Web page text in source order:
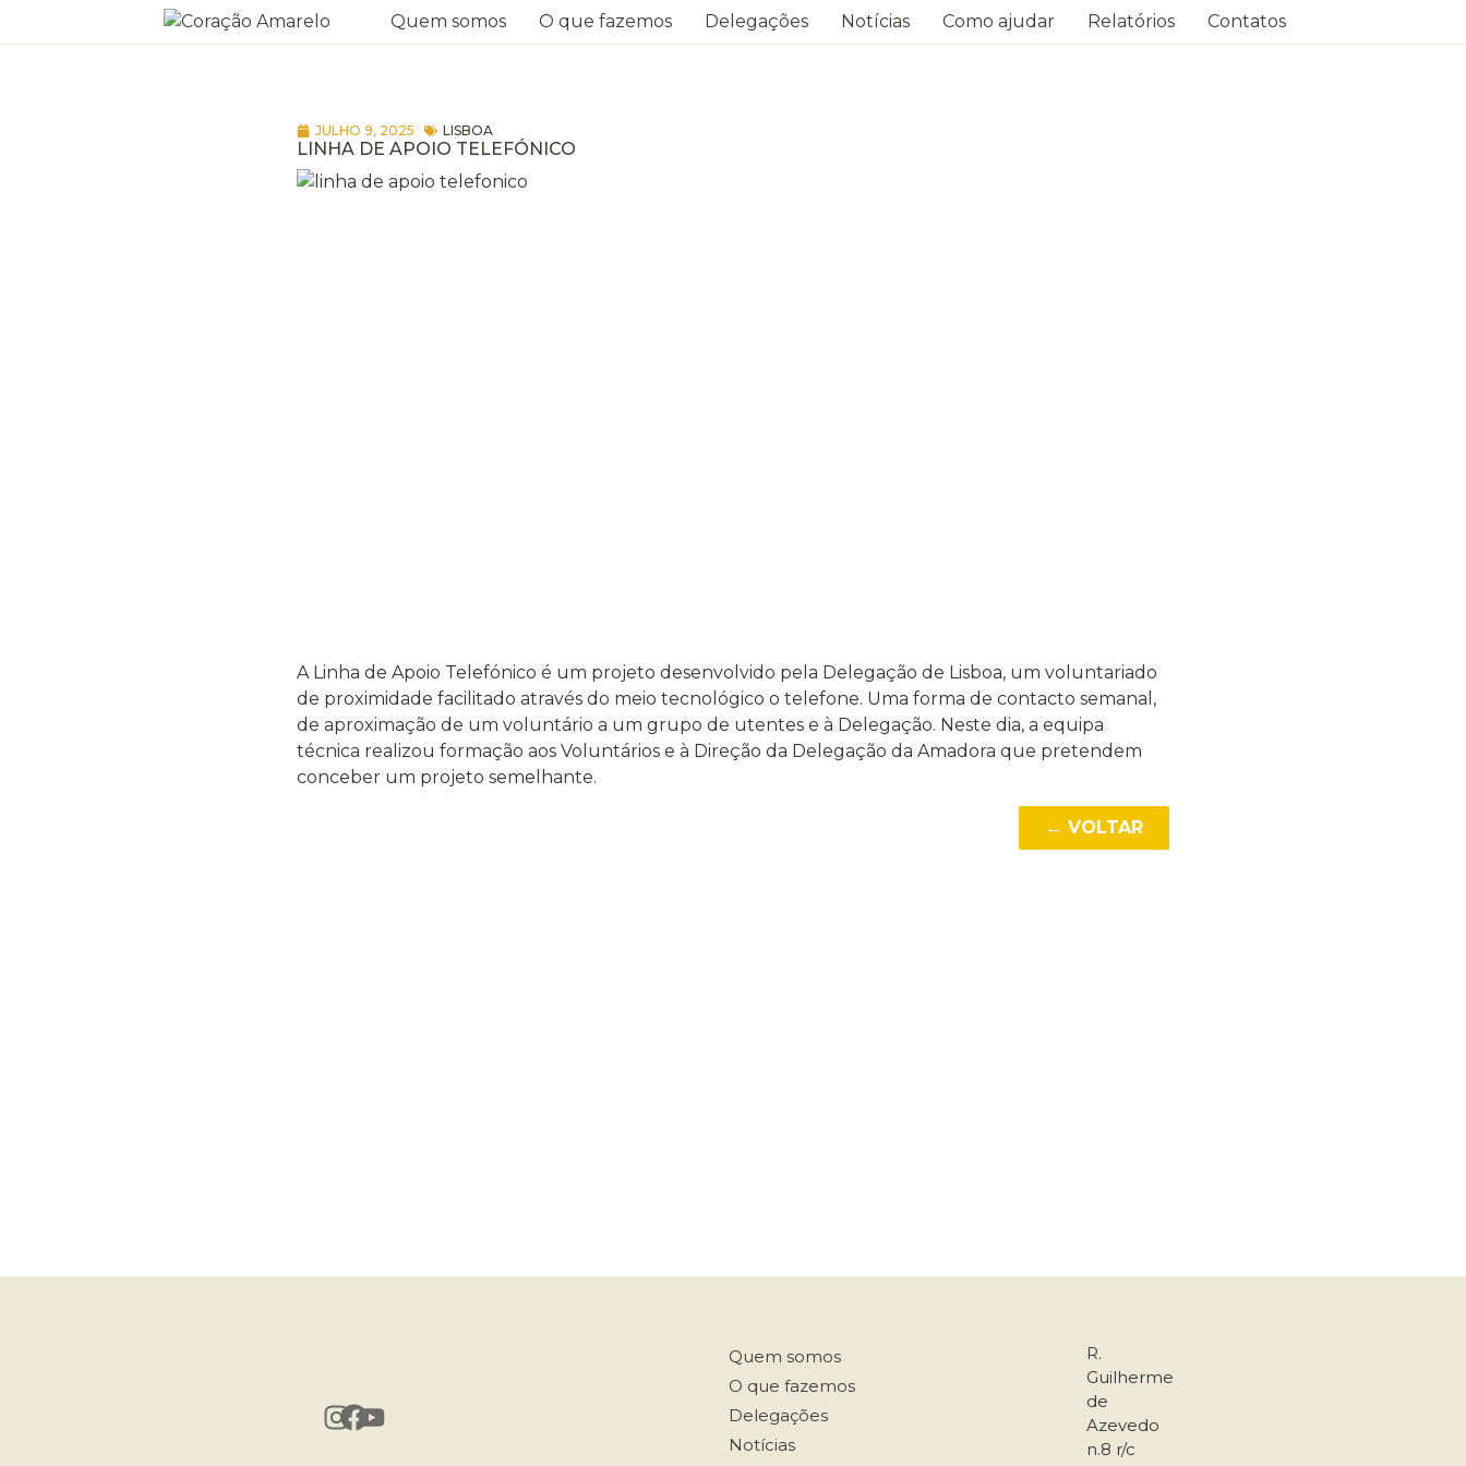
Quem somos O que fazemos Delegações Notícias Como ajudar Relatórios Contatos
JULHO 9, 2025 LISBOA
LINHA DE APOIO TELEFÓNICO
A Linha de Apoio Telefónico é um projeto desenvolvido pela Delegação de Lisboa, um voluntariado
de proximidade facilitado através do meio tecnológico o telefone. Uma forma de contacto semanal,
de aproximação de um voluntário a um grupo de utentes e à Delegação. Neste dia, a equipa
técnica realizou formação aos Voluntários e à Direção da Delegação da Amadora que pretendem
conceber um projeto semelhante.
← VOLTAR
Quem somos
O que fazemos
Delegações
Notícias
R.
Guilherme
de
Azevedo
n.8 r/c